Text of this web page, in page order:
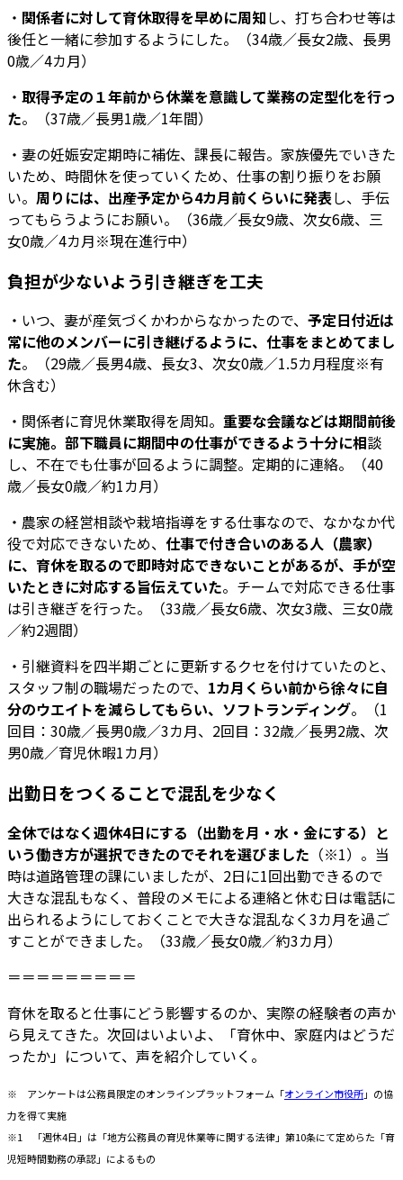
・ 関係者に対して育休取得を早めに周知し、打ち合わせ等は
後任と一緒に参加するようにした。（34歳／長女2歳、長男
0歳／4カ月）
・ 取得予定の１年前から休業を意識して業務の定型化を行っ
た。（37歳／長男1歳／1年間）
・妻の妊娠安定期時に補佐、課長に報告。家族優先でいきた
いため、時間休を使っていくため、仕事の割り振りをお願
い。 周りには、出産予定から4カ月前くらいに発表し、手伝
ってもらうようにお願い。（36歳／長女9歳、次女6歳、三
女0歳／4カ月※現在進行中）
負担が少ないよう引き継ぎを工夫
・いつ、妻が産気づくかわからなかったので、 予定日付近は
常に他のメンバーに引き継げるように、仕事をまとめてまし
た。（29歳／長男4歳、長女3、次女0歳／1.5カ月程度※有
休含む）
・関係者に育児休業取得を周知。 重要な会議などは期間前後
に実施。部下職員に期間中の仕事ができるよう十分に相談
し、不在でも仕事が回るように調整。定期的に連絡。（40
歳／長女0歳／約1カ月）
・農家の経営相談や栽培指導をする仕事なので、なかなか代
役で対応できないため、 仕事で付き合いのある人（農家）
に、育休を取るので即時対応できないことがあるが、手が空
いたときに対応する旨伝えていた。チームで対応できる仕事
は引き継ぎを行った。（33歳／長女6歳、次女3歳、三女0歳
／約2週間）
・引継資料を四半期ごとに更新するクセを付けていたのと、
スタッフ制の職場だったので、 1カ月くらい前から徐々に自
分のウエイトを減らしてもらい、ソフトランディング。（1
回目：30歳／長男0歳／3カ月、2回目：32歳／長男2歳、次
男0歳／育児休暇1カ月）
出勤日をつくることで混乱を少なく
全休ではなく週休4日にする（出勤を月・水・金にする）と
いう働き方が選択できたのでそれを選びました （※1）。当
時は道路管理の課にいましたが、2日に1回出勤できるので
大きな混乱もなく、普段のメモによる連絡と休む日は電話に
出られるようにしておくことで大きな混乱なく3カ月を過ご
すことができました。（33歳／長女0歳／約3カ月）
＝＝＝＝＝＝＝＝＝
育休を取ると仕事にどう影響するのか、実際の経験者の声か
ら見えてきた。次回はいよいよ、「育休中、家庭内はどうだ
ったか」について、声を紹介していく。
※ アンケートは公務員限定のオンラインプラットフォーム「オンライン市役所」の協
力を得て実施
※1 「週休4日」は「地方公務員の育児休業等に関する法律」第10条にて定めらた「育
児短時間勤務の承認」によるもの